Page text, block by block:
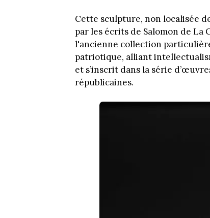
Cette sculpture, non localisée
par les écrits de Salomon de La
l'ancienne collection
patriotique, alliant
et s’inscrit dans la série
républicaines.